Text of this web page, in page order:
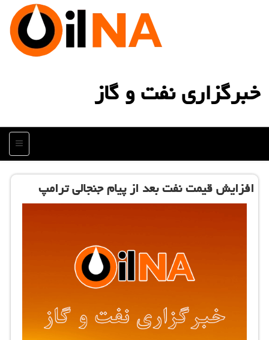
خبرگزاری نفت و گاز
منو
افزایش قیمت نفت بعد از پیام جنجالی ترامپ